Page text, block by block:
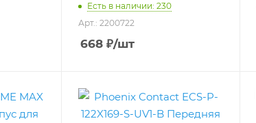
Есть в наличии: 230
Арт.: 2200722
668₽/шт